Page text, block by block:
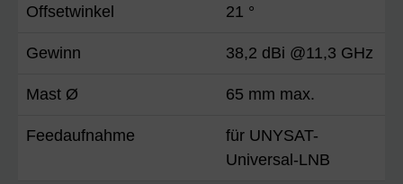
Offsetwinkel 21 °
Gewinn 38,2 dBi @11,3 GHz
Mast Ø 65 mm max.
Feedaufnahme
für UNYSAT-
Universal-LNB